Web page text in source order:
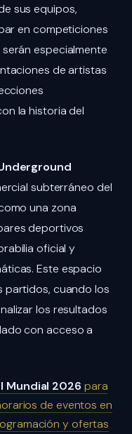
sus equipos,
en competiciones
especialmente
de artistas
la historia del
subterráneo del
una zona
deportivos
oficial y
Este espacio
partidos, cuando los
los resultados
con acceso a
Mundial 2026 para
de eventos en
y ofertas